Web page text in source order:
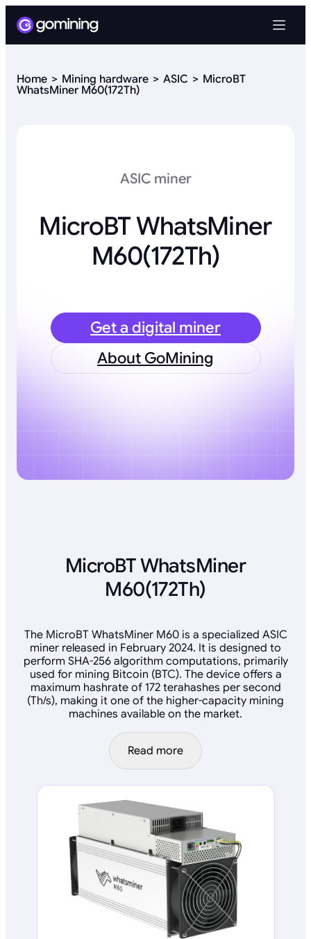
Home Mining hardware ASIC
MicroBT
WhatsMiner M60(172Th)
ASIC miner
MicroBT WhatsMiner
M60(172Th)
Get a digital miner
About GoMining
MicroBT WhatsMiner
M60(172Th)
The MicroBT WhatsMiner M60 is a specialized ASIC
miner released in February 2024. It is designed to
perform SHA-256 algorithm computations, primarily
used for mining Bitcoin (BTC). The device offers a
maximum hashrate of 172 terahashes per second
(Th/s), making it one of the higher-capacity mining
machines available on the market.
Read more